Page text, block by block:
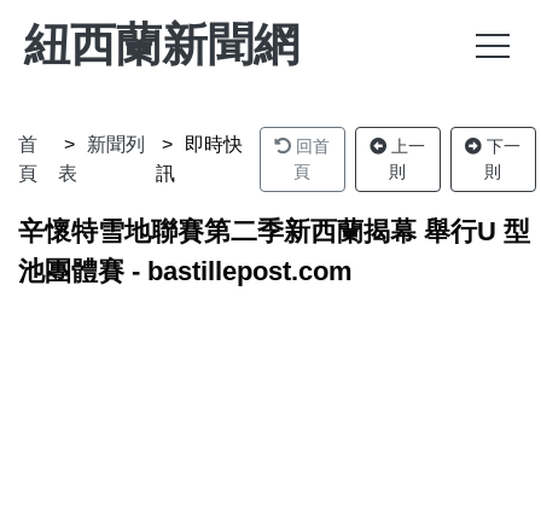
紐西蘭新聞網
首
頁
新聞列
表
即時快
訊
回首
頁
上一
則
下一
則
辛懷特雪地聯賽第二季新西蘭揭幕 舉行U 型
池團體賽 - bastillepost.com